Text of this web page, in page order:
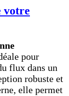
votre
pour
flux dans un
robuste et
elle permet